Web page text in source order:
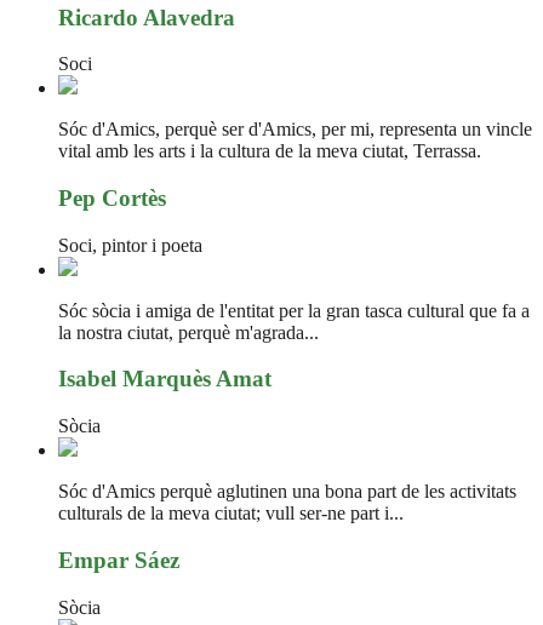
Ricardo Alavedra
Soci
Sóc d'Amics, perquè ser d'Amics, per mi, representa un vincle
vital amb les arts i la cultura de la meva ciutat, Terrassa.
Pep Cortès
Soci, pintor i poeta
Sóc sòcia i amiga de l'entitat per la gran tasca cultural que fa a
la nostra ciutat, perquè m'agrada...
Isabel Marquès Amat
Sòcia
Sóc d'Amics perquè aglutinen una bona part de les activitats
culturals de la meva ciutat; vull ser-ne part i...
Empar Sáez
Sòcia